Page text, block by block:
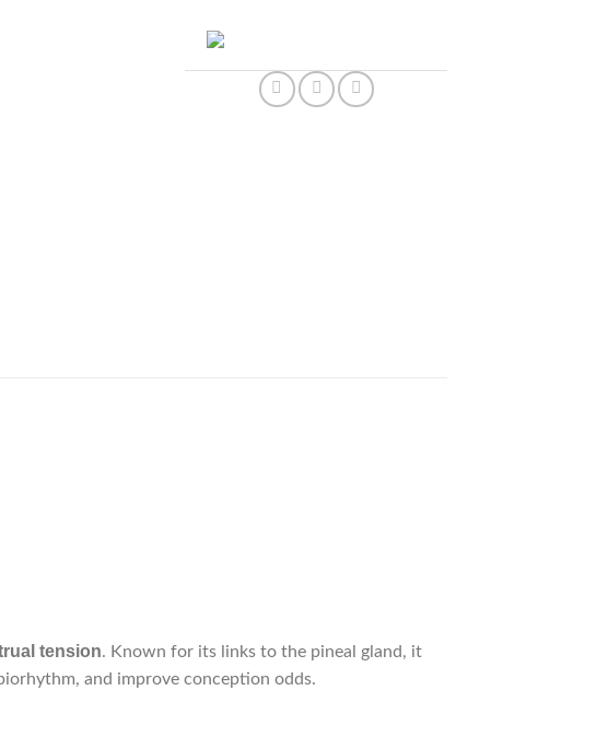
tension. Known for its links to the pineal gland, it
and improve conception odds.